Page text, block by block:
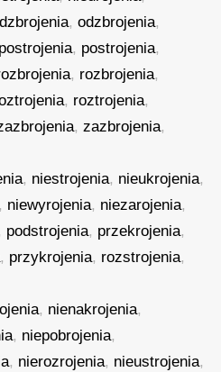
,odzbrojenia,
postrojenia, postrojenia,
, rozbrojenia,
, roztrojenia,
,zazbrojenia,
, niestrojenia, nieukrojenia,
niewyrojenia, niezarojenia,
podstrojenia, przekrojenia,
, przykrojenia, rozstrojenia,
, nienakrojenia,
, niepobrojenia,
, nierozrojenia, nieustrojenia,